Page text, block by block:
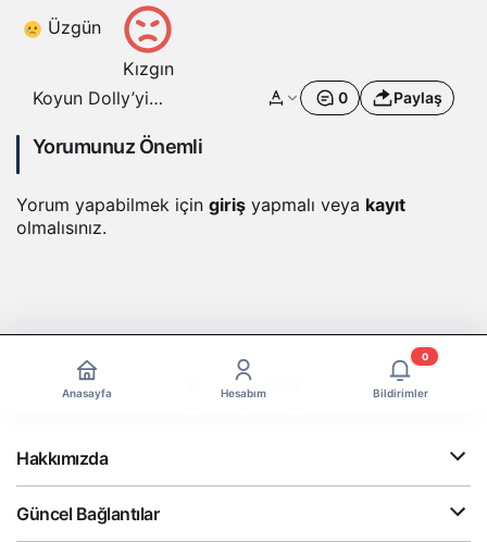
Üzgün
Kızgın
Koyun Dolly’yi
Wilmut hayatını
0 Paylaş
Yorumunuz Önemli
Yorum yapabilmek için giriş yapmalı veya kayıt
olmalısınız.
Anasayfa Hesabım Bildirimler
0
Hakkımızda
Güncel Bağlantılar